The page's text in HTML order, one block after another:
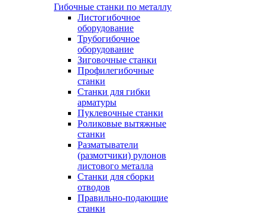
Гибочные станки по металлу
Листогибочное
оборудование
Трубогибочное
оборудование
Зиговочные станки
Профилегибочные
станки
Станки для гибки
арматуры
Пуклевочные станки
Роликовые вытяжные
станки
Разматыватели
(размотчики) рулонов
листового металла
Станки для сборки
отводов
Правильно-подающие
станки